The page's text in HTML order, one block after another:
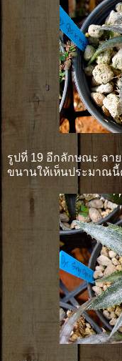
รูปที่ 19 อีกลักษณะ ลา
ขนานให้เห็นประมาณนี้